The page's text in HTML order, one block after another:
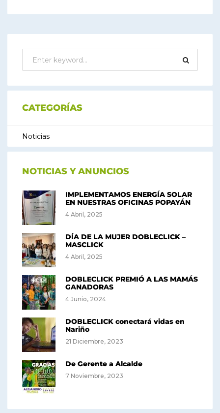
CATEGORÍAS
Noticias
NOTICIAS Y ANUNCIOS
IMPLEMENTAMOS ENERGÍA SOLAR
EN NUESTRAS OFICINAS POPAYÁN
4 Abril, 2025
DÍA DE LA MUJER DOBLECLICK –
MASCLICK
4 Abril, 2025
DOBLECLICK PREMIÓ A LAS MAMÁS
GANADORAS
4 Junio, 2024
DOBLECLICK conectará vidas en
Nariño
21 Diciembre, 2023
De Gerente a Alcalde
7 Noviembre, 2023